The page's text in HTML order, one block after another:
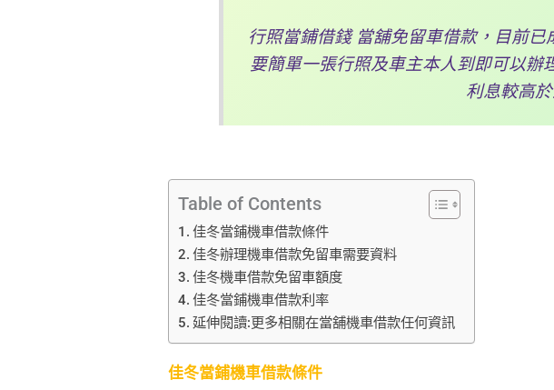
行照當鋪借錢 當舖免留車借款，目前
要簡單一張行照及車主本人到即可以
利息較高
Table of Contents
佳冬當鋪機車借款條件
佳冬辦理機車借款免留車需要資料
佳冬機車借款免留車額度
佳冬當鋪機車借款利率
延伸閱讀:更多相關在當舖機車借款任何資訊
佳冬當鋪機車借款條件